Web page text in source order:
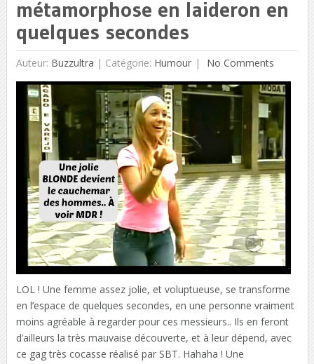
métamorphose en laideron en
quelques secondes
Auteur: Buzzultra | Catégorie: Humour No Comments
LOL ! Une femme assez jolie, et voluptueuse, se transforme
en l’espace de quelques secondes, en une personne vraiment
moins agréable à regarder pour ces messieurs.. Ils en feront
d’ailleurs la très mauvaise découverte, et à leur dépend, avec
ce gag très cocasse réalisé par SBT. Hahaha ! Une